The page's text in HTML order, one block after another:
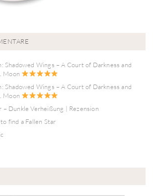
Shadowed Wings – A Court of Darkness and
Moon
Shadowed Wings – A Court of Darkness and
Moon
– Dunkle Verheißung | Rezension
find a Fallen Star